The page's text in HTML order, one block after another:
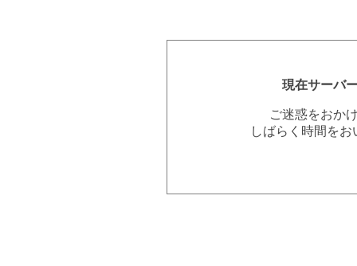
現在サーバ
ご迷惑をおか
しばらく時間を